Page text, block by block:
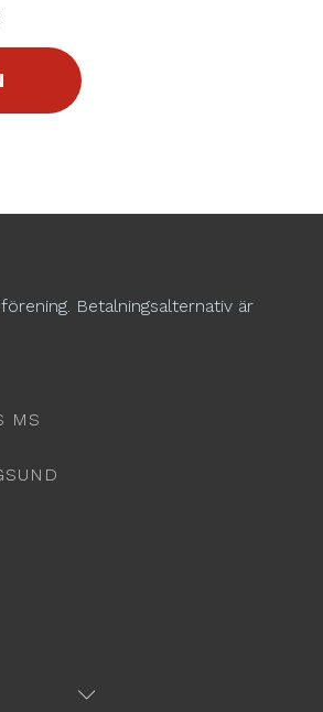
Betalningsalternativ är
MS
Submenu